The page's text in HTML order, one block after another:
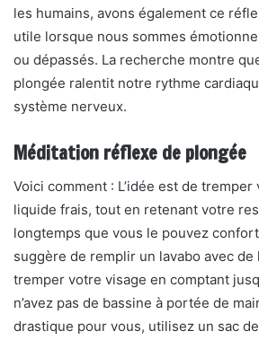
les humains, avons également ce
utile lorsque nous sommes
ou dépassés. La recherche montre
plongée ralentit notre rythme
système nerveux.
Méditation réflexe de plongée
Voici comment : L’idée est de
liquide frais, tout en retenant votre
longtemps que vous le pouvez
suggère de remplir un lavabo avec de
tremper votre visage en comptant
n’avez pas de bassine à portée de
drastique pour vous, utilisez un sac